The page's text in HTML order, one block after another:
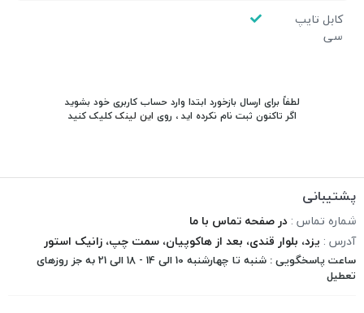
کابل تایپ
سی
لطفاً برای ارسال بازخورد ابتدا وارد حساب کاربری خود بشوید
اگر تاکنون ثبت نام نکرده اید ، روی این لینک کلیک کنید
پشتیبانی
شماره تماس : در صفحه تماس با ما
آدرس : یزد، بلوار قندی، بعد از هاکوپیان، سمت چپ، زانیک استور
ساعت پاسخگویی : شنبه تا چهارشنبه 10 الی 14 - 18 الی 21 به جز روزهای
تعطیل